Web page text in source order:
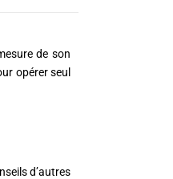
de son
opérer seul
d’autres